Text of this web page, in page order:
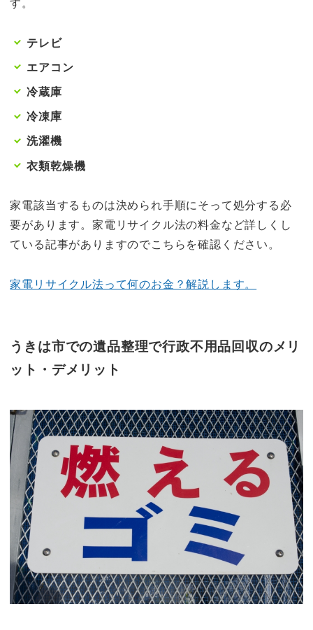
テレビ
エアコン
冷蔵庫
冷凍庫
洗濯機
衣類乾燥機
家電該当するものは決められ手順にそって処分する必
要があります。家電リサイクル法の料金など詳しくし
ている記事がありますのでこちらを確認ください。
家電リサイクル法って何のお金？解説します。
うきは市での遺品整理で行政不用品回収のメリ
ット・デメリット